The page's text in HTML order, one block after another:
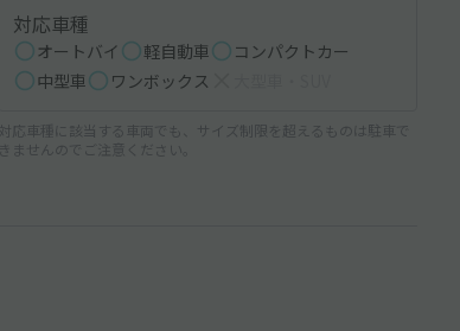
対応車種
オートバイ 軽自動車
コンパクトカー
中型車
ワンボックス
対応車種に該当する車両でも、サイズ制限を超えるものは駐車で
きませんのでご注意ください。